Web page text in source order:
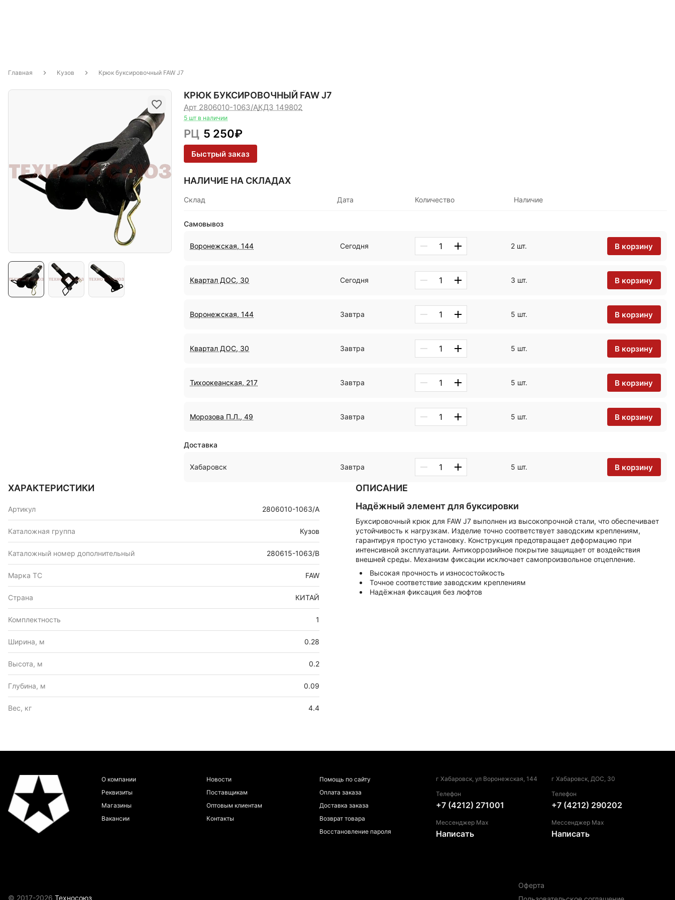
Главная Кузов Крюк буксировочный FAW J7
КРЮК БУКСИРОВОЧНЫЙ FAW J7
Арт 2806010-1063/AКДЗ 149802
5 шт в наличии
РЦ 5 250₽
Быстрый заказ
НАЛИЧИЕ НА СКЛАДАХ
Склад Дата Количество Наличие
Самовывоз
Воронежская, 144 Сегодня 2 шт. В корзину
Квартал ДОС, 30 Сегодня 3 шт. В корзину
Воронежская, 144 Завтра 5 шт. В корзину
Квартал ДОС, 30 Завтра 5 шт. В корзину
Тихоокеанская, 217 Завтра 5 шт. В корзину
Морозова П.Л., 49 Завтра 5 шт. В корзину
Доставка
Хабаровск Завтра 5 шт. В корзину
ХАРАКТЕРИСТИКИ
Артикул 2806010-1063/A
Каталожная группа Кузов
Каталожный номер дополнительный 280615-1063/B
Марка ТС FAW
Страна КИТАЙ
Комплектность 1
Ширина, м 0.28
Высота, м 0.2
Глубина, м 0.09
Вес, кг 4.4
ОПИСАНИЕ
Надёжный элемент для буксировки
Буксировочный крюк для FAW J7 выполнен из высокопрочной стали, что обеспечивает
устойчивость к нагрузкам. Изделие точно соответствует заводским креплениям,
гарантируя простую установку. Конструкция предотвращает деформацию при
интенсивной эксплуатации. Антикоррозийное покрытие защищает от воздействия
внешней среды. Механизм фиксации исключает самопроизвольное отцепление.
Высокая прочность и износостойкость
Точное соответствие заводским креплениям
Надёжная фиксация без люфтов
О компании
Реквизиты
Магазины
Вакансии
Новости
Поставщикам
Оптовым клиентам
Контакты
Помощь по сайту
Оплата заказа
Доставка заказа
Возврат товара
Восстановление пароля
г Хабаровск, ул Воронежская, 144
Телефон
+7 (4212) 271001
Мессенджер Max
Написать
г Хабаровск, ДОС, 30
Телефон
+7 (4212) 290202
Мессенджер Max
Написать
© 2017-2026 Техносоюз
Оферта